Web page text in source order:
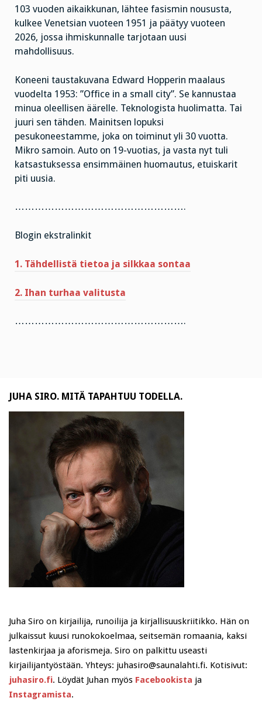
103 vuoden aikaikkunan, lähtee fasismin noususta,
kulkee Venetsian vuoteen 1951 ja päätyy vuoteen
2026, jossa ihmiskunnalle tarjotaan uusi
mahdollisuus.
Koneeni taustakuvana Edward Hopperin maalaus
vuodelta 1953: ”Office in a small city”. Se kannustaa
minua oleellisen äärelle. Teknologista huolimatta. Tai
juuri sen tähden. Mainitsen lopuksi
pesukoneestamme, joka on toiminut yli 30 vuotta.
Mikro samoin. Auto on 19-vuotias, ja vasta nyt tuli
katsastuksessa ensimmäinen huomautus, etuiskarit
piti uusia.
…………………………………………….
Blogin ekstralinkit
1. Tähdellistä tietoa ja silkkaa sontaa
2. Ihan turhaa valitusta
…………………………………………….
JUHA SIRO. MITÄ TAPAHTUU TODELLA.
Juha Siro on kirjailija, runoilija ja kirjallisuuskriitikko. Hän on
julkaissut kuusi runokokoelmaa, seitsemän romaania, kaksi
lastenkirjaa ja aforismeja. Siro on palkittu useasti
kirjailijantyöstään. Yhteys: juhasiro@saunalahti.fi. Kotisivut:
juhasiro.fi. Löydät Juhan myös Facebookista ja
Instagramista.